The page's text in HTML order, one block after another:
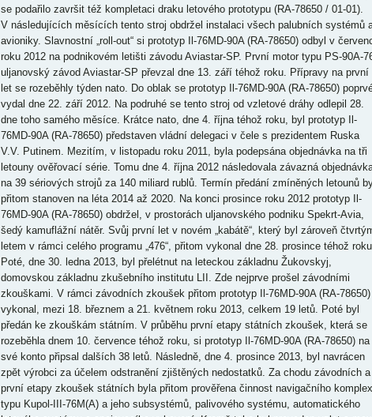
se podařilo završit též kompletaci draku letového prototypu (RA-78650 / 01-01).
V následujících měsících tento stroj obdržel instalaci všech palubních systémů
avioniky. Slavnostní „roll-out“ si prototyp Il-76MD-90A (RA-78650) odbyl v
roku 2012 na podnikovém letišti závodu Aviastar-SP. První motor typu PS-90A-
uljanovský závod Aviastar-SP převzal dne 13. září téhož roku. Přípravy na první
let se rozeběhly týden nato. Do oblak se prototyp Il-76MD-90A (RA-78650)
vydal dne 22. září 2012. Na podruhé se tento stroj od vzletové dráhy odlepil 28.
dne toho samého měsíce. Krátce nato, dne 4. října téhož roku, byl prototyp Il-
76MD-90A (RA-78650) představen vládní delegaci v čele s prezidentem Ruska
V.V. Putinem. Mezitím, v listopadu roku 2011, byla podepsána objednávka na tři
letouny ověřovací série. Tomu dne 4. října 2012 následovala závazná
na 39 sériových strojů za 140 miliard rublů. Termín předání zmíněných letounů
přitom stanoven na léta 2014 až 2020. Na konci prosince roku 2012 prototyp Il-
76MD-90A (RA-78650) obdržel, v prostorách uljanovského podniku Spekrt-Avia,
šedý kamuflážní nátěr. Svůj první let v novém „kabátě“, který byl zároveň
letem v rámci celého programu „476“, přitom vykonal dne 28. prosince téhož
Poté, dne 30. ledna 2013, byl přelétnut na leteckou základnu Žukovskyj,
domovskou základnu zkušebního institutu LII. Zde nejprve prošel závodními
zkouškami. V rámci závodních zkoušek přitom prototyp Il-76MD-90A (RA-78650)
vykonal, mezi 18. březnem a 21. květnem roku 2013, celkem 19 letů. Poté byl
předán ke zkouškám státním. V průběhu první etapy státních zkoušek, která se
rozeběhla dnem 10. července téhož roku, si prototyp Il-76MD-90A (RA-78650) na
své konto připsal dalších 38 letů. Následně, dne 4. prosince 2013, byl navrácen
zpět výrobci za účelem odstranění zjištěných nedostatků. Za chodu závodních a
první etapy zkoušek státních byla přitom prověřena činnost navigačního
typu Kupol-III-76M(A) a jeho subsystémů, palivového systému, automatického